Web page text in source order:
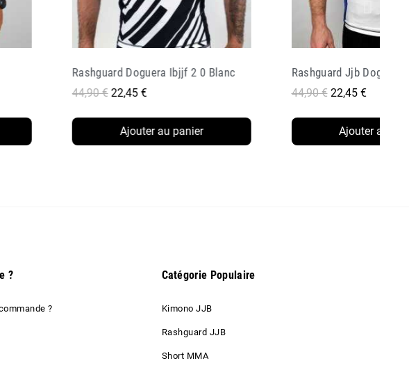
44,90 € 22,45 €
Ajouter au panier
Coquille Protection
15,90 € 7,95 €
Ajouter au
?
?
Catégorie Populaire
Kimono JJB
Rashguard JJB
Short MMA